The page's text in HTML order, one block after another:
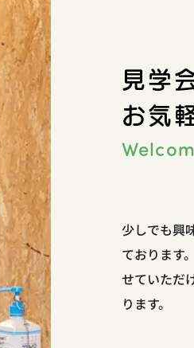
見学
お気
少しでも興
ております
せていただ
ります。